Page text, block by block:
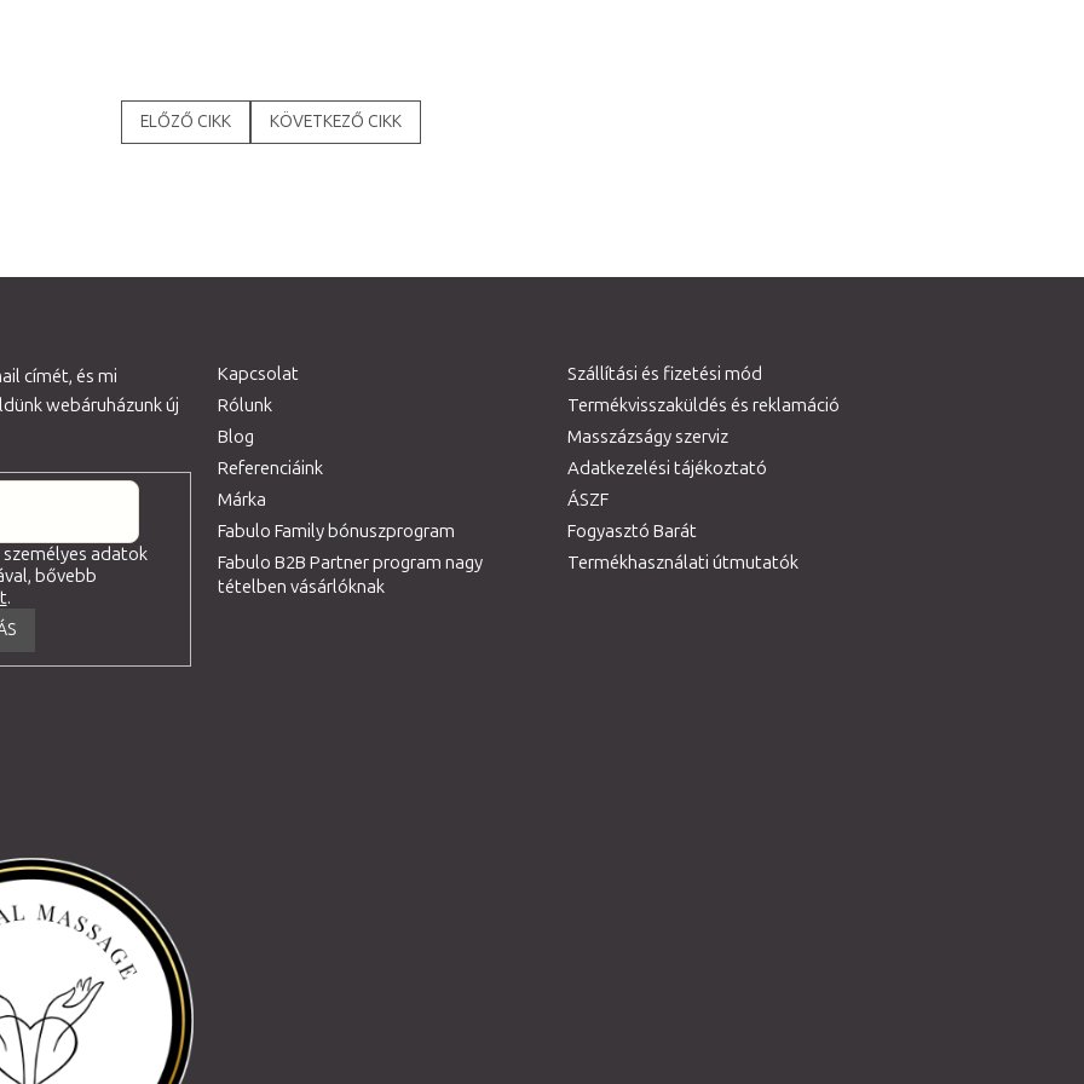
ELŐZŐ CIKK KÖVETKEZŐ CIKK
címét, és mi
webáruházunk új
adatok
bővebb
.
Kapcsolat
Rólunk
Blog
Referenciáink
Márka
Fabulo Family bónuszprogram
Fabulo B2B Partner program nagy
tételben vásárlóknak
Szállítási és fizetési mód
Termékvisszaküldés és reklamáció
Masszázságy szerviz
Adatkezelési tájékoztató
ÁSZF
Fogyasztó Barát
Termékhasználati útmutatók